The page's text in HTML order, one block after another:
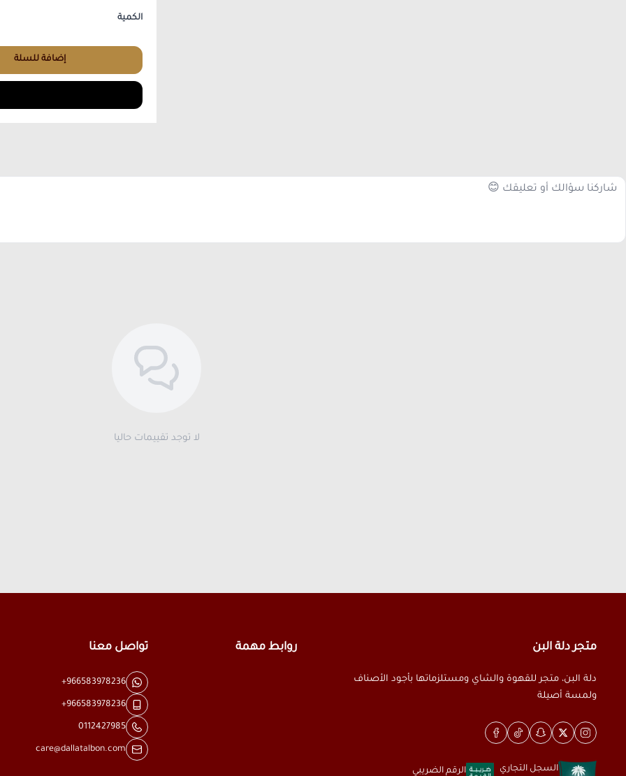
الكمية
إضافة للسلة
لا توجد تقييمات حاليا
متجر دلة البن
دلة البن، متجر للقهوة والشاي ومستلزماتها بأجود الأصناف
ولمسة أصيلة
السجل التجاري الرقم الضريبي
روابط مهمة تواصل معنا
+966583978236
+966583978236
0112427985
care@dallatalbon.com